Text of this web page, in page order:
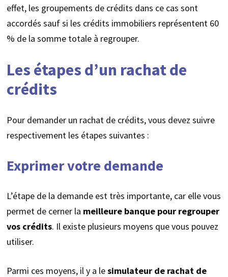
effet, les groupements de crédits dans ce cas sont
accordés sauf si les crédits immobiliers représentent 60
% de la somme totale à regrouper.
Les étapes d’un rachat de
crédits
Pour demander un rachat de crédits, vous devez suivre
respectivement les étapes suivantes :
Exprimer votre demande
L’étape de la demande est très importante, car elle vous
permet de cerner la meilleure banque pour regrouper
vos crédits. Il existe plusieurs moyens que vous pouvez
utiliser.
Parmi ces moyens, il y a lesimulateur de rachat de